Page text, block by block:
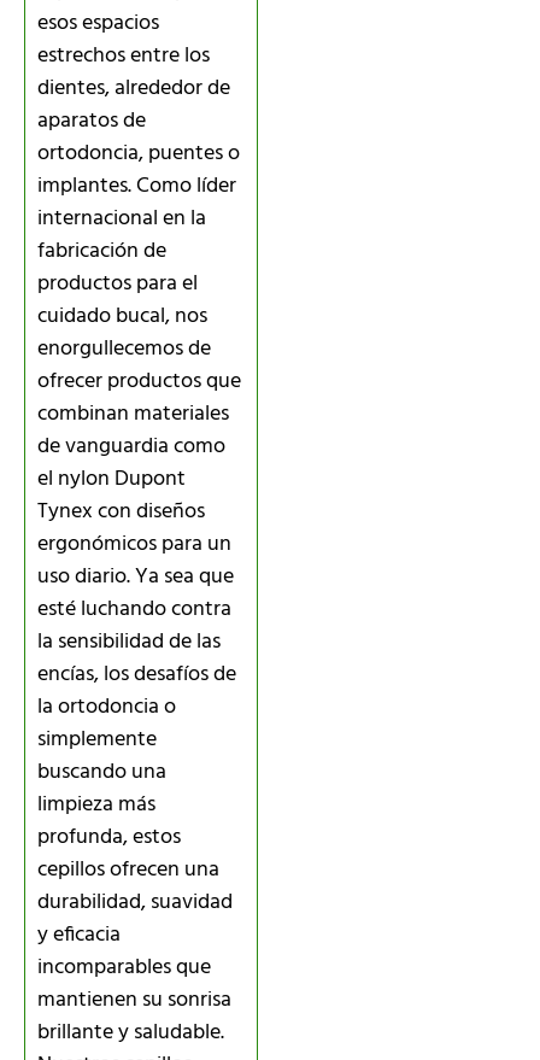
esos espacios
estrechos entre los
dientes, alrededor de
aparatos de
ortodoncia, puentes o
implantes. Como líder
internacional en la
fabricación de
productos para el
cuidado bucal, nos
enorgullecemos de
ofrecer productos que
combinan materiales
de vanguardia como
el nylon Dupont
Tynex con diseños
ergonómicos para un
uso diario. Ya sea que
esté luchando contra
la sensibilidad de las
encías, los desafíos de
la ortodoncia o
simplemente
buscando una
limpieza más
profunda, estos
cepillos ofrecen una
durabilidad, suavidad
y eficacia
incomparables que
mantienen su sonrisa
brillante y saludable.